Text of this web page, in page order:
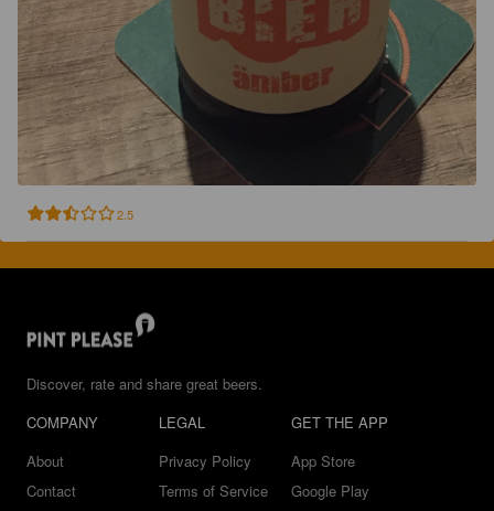
2.5
Discover, rate and share great beers.
COMPANY
About
Contact
LEGAL
Privacy Policy
Terms of Service
GET THE APP
App Store
Google Play